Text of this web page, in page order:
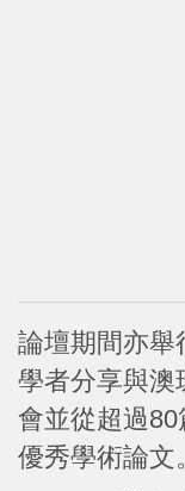
論壇期間亦舉
學者分享與澳
會並從超過
優秀學術論文